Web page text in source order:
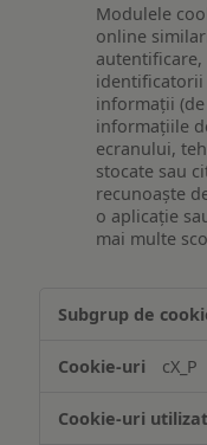
Modulele
online
identificatorii
informații
informațiile
ecranului,
stocate sau
recunoaște
o aplicație
mai multe
și/sau
informațiilor
pe
cX_P